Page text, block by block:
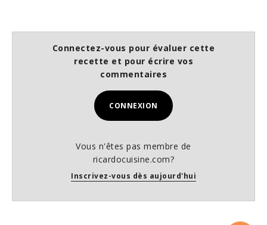
Connectez-vous pour évaluer cette
recette et pour écrire vos
commentaires
CONNEXION
Vous n'êtes pas membre de
ricardocuisine.com?
Inscrivez-vous dès aujourd'hui